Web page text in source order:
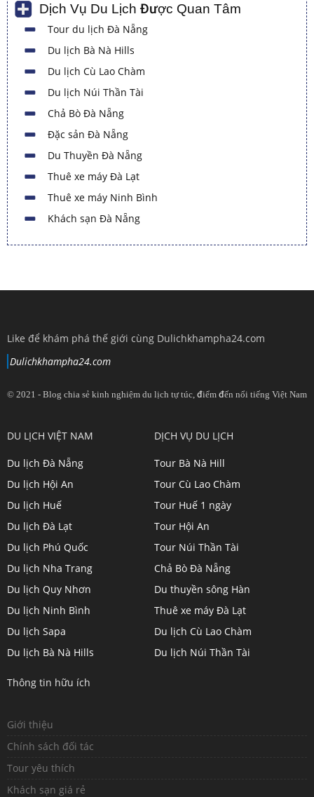
Dịch Vụ Du Lịch Được Quan Tâm
Tour du lịch Đà Nẵng
Du lịch Bà Nà Hills
Du lịch Cù Lao Chàm
Du lịch Núi Thần Tài
Chả Bò Đà Nẵng
Đặc sản Đà Nẵng
Du Thuyền Đà Nẵng
Thuê xe máy Đà Lạt
Thuê xe máy Ninh Bình
Khách sạn Đà Nẵng
Like để khám phá thế giới cùng Dulichkhampha24.com
Dulichkhampha24.com
© 2021 - Blog chia sẻ kinh nghiệm du lịch tự túc, điểm đến nổi tiếng Việt Nam
profile
on
Twitter
profile
on
LinkedIn
profile
on
YouTube
profile
on
Google+
DU LỊCH VIỆT NAM
Du lịch Đà Nẵng
Du lịch Hội An
Du lịch Huế
Du lịch Đà Lạt
Du lịch Phú Quốc
Du lịch Nha Trang
Du lịch Quy Nhơn
Du lịch Ninh Bình
Du lịch Sapa
Du lịch Bà Nà Hills
DỊCH VỤ DU LỊCH
Tour Bà Nà Hill
Tour Cù Lao Chàm
Tour Huế 1 ngày
Tour Hội An
Tour Núi Thần Tài
Chả Bò Đà Nẵng
Du thuyền sông Hàn
Thuê xe máy Đà Lạt
Du lịch Cù Lao Chàm
Du lịch Núi Thần Tài
Thông tin hữu ích
Giới thiệu
Chính sách đối tác
Tour yêu thích
Khách sạn giá rẻ